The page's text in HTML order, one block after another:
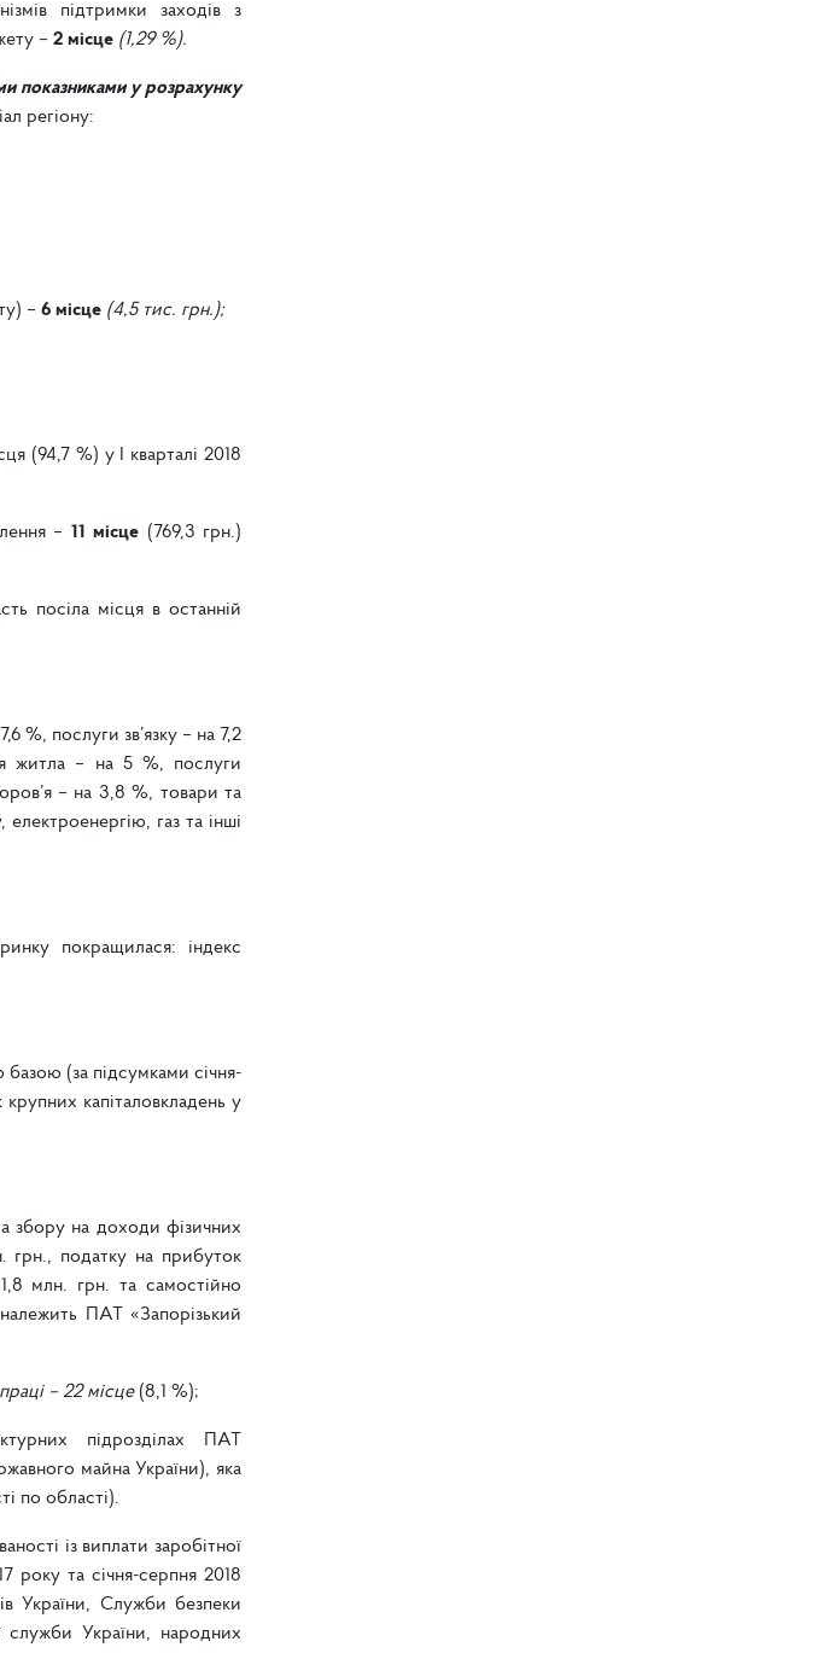
підтримки заходів з
– 2 місце (1,29 %).
показниками у розрахунку
регіону:
– 6 місце (4,5 тис. грн.);
(94,7 %) у І кварталі 2018
– 11 місце (769,3 грн.)
посіла місця в останній
%, послуги зв’язку – на 7,2
житла – на 5 %, послуги
– на 3,8 %, товари та
газ та інші
покращилася: індекс
(за підсумками січня-
капіталовкладень у
збору на доходи фізичних
грн., податку на прибуток
млн. грн. та самостійно
ПАТ «Запорізький
– 22 місце(8,1 %);
підрозділах ПАТ
майна України), яка
по області).
із виплати заробітної
року та січня-серпня 2018
України, Служби безпеки
служби України, народних